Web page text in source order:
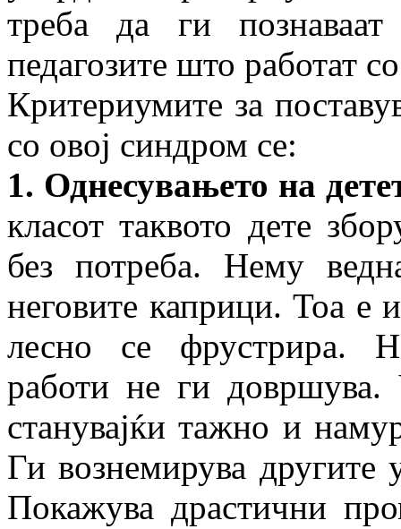
треба да ги
педагозите што работат
Критериумите за
со овој синдром се:
1. Однесувањето на
класот таквото дете
без потреба. Нему
неговите каприци. Тоа е
лесно се фрустрира.
работи не ги довршува.
станувајќи тажно и
Ги вознемирува другите
Покажува драстични